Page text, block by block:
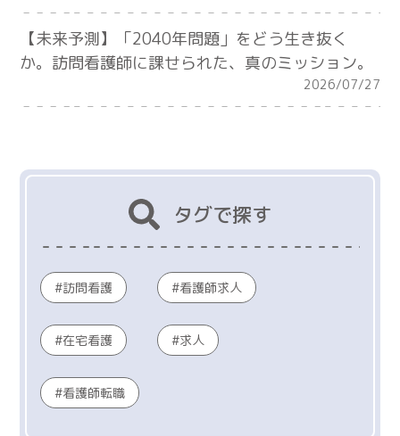
【未来予測】「2040年問題」をどう生き抜く
か。訪問看護師に課せられた、真のミッション。
2026/07/27
タグで探す
訪問看護 看護師求人
在宅看護 求人
看護師転職